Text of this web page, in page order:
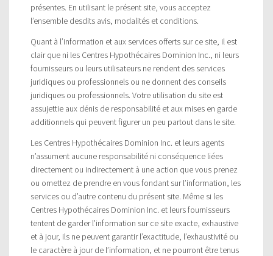
présentes. En utilisant le présent site, vous acceptez
l’ensemble desdits avis, modalités et conditions.
Quant à l’information et aux services offerts sur ce site, il est
clair que ni les Centres Hypothécaires Dominion Inc., ni leurs
fournisseurs ou leurs utilisateurs ne rendent des services
juridiques ou professionnels ou ne donnent des conseils
juridiques ou professionnels. Votre utilisation du site est
assujettie aux dénis de responsabilité et aux mises en garde
additionnels qui peuvent figurer un peu partout dans le site.
Les Centres Hypothécaires Dominion Inc. et leurs agents
n’assument aucune responsabilité ni conséquence liées
directement ou indirectement à une action que vous prenez
ou omettez de prendre en vous fondant sur l’information, les
services ou d’autre contenu du présent site. Même si les
Centres Hypothécaires Dominion Inc. et leurs fournisseurs
tentent de garder l’information sur ce site exacte, exhaustive
et à jour, ils ne peuvent garantir l’exactitude, l’exhaustivité ou
le caractère à jour de l’information, et ne pourront être tenus